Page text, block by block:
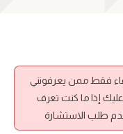
فقط ممن يعرفونني
إذا ما كنت تعرف
عدم طلب الاستشارة